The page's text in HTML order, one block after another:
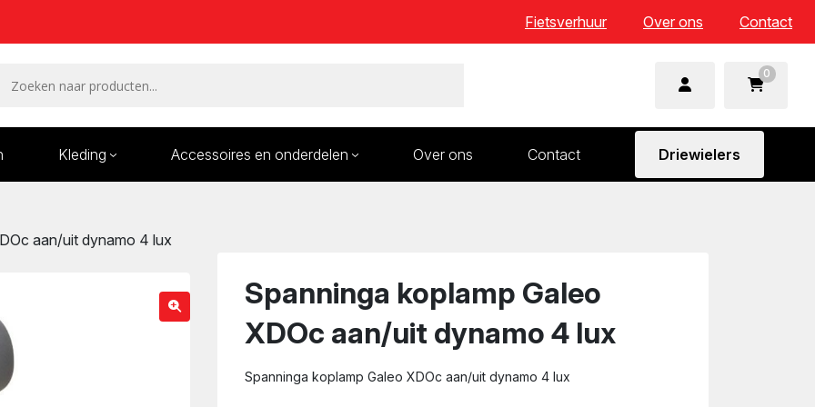
Fietsverhuur Over ons Contact
0
Kleding Accessoires en onderdelen
Onderdelen/Reparatie
Over ons Contact Driewielers
aan/uit dynamo 4 lux
Spanninga koplamp Galeo
XDOc aan/uit dynamo 4 lux
Spanninga koplamp Galeo XDOc aan/uit dynamo 4 lux